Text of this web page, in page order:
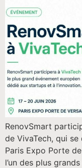
RenovSmart
de VivaTech, qui
Paris Expo Porte
l’un des plus